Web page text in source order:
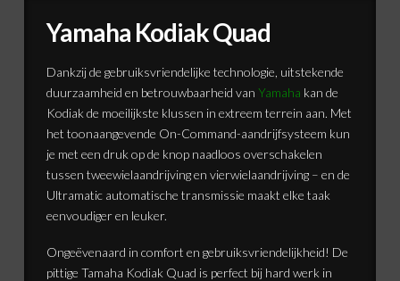
Yamaha Kodiak Quad
Dankzij de gebruiksvriendelijke technologie, uitstekende
duurzaamheid en betrouwbaarheid van Yamaha kan de
Kodiak de moeilijkste klussen in extreem terrein aan. Met
het toonaangevende On-Command-aandrijfsysteem kun
je met een druk op de knop naadloos overschakelen
tussen tweewielaandrijving en vierwielaandrijving – en de
Ultramatic automatische transmissie maakt elke taak
eenvoudiger en leuker.
Ongeëvenaard in comfort en gebruiksvriendelijkheid! De
pittige Tamaha Kodiak Quad is perfect bij hard werk in